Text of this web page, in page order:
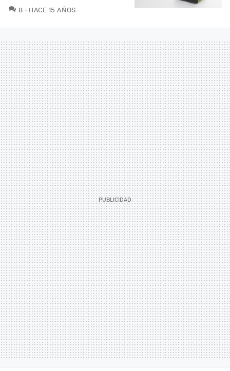
8 COMENTARIOS
HACE 15 AÑOS